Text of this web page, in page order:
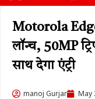
Motorola
लॉन्च, 50MP
साथ देगा एंट्री
manoj Gurjar May